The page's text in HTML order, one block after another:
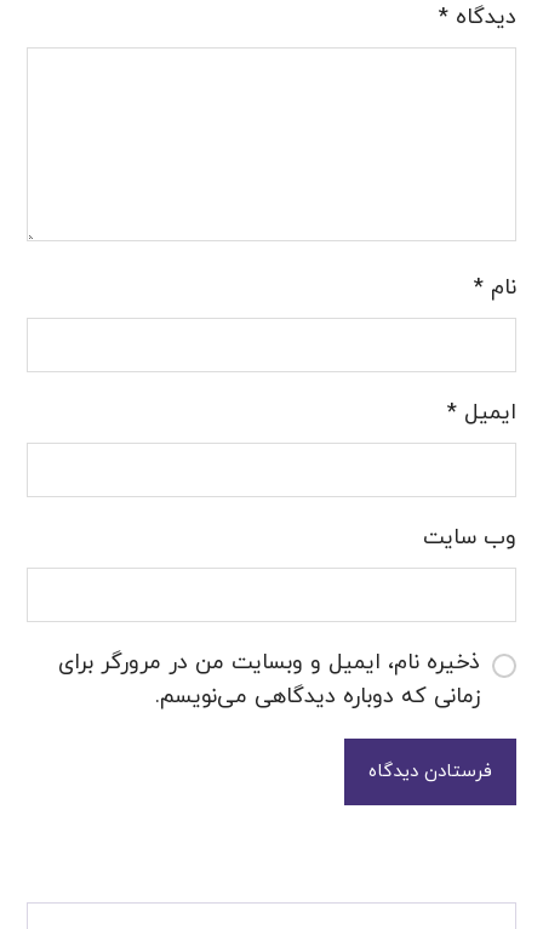
دیدگاه*
نام*
ایمیل*
وب‌ سایت
ذخیره نام، ایمیل و وبسایت من در مرورگر برای
زمانی که دوباره دیدگاهی می‌نویسم.
فرستادن دیدگاه